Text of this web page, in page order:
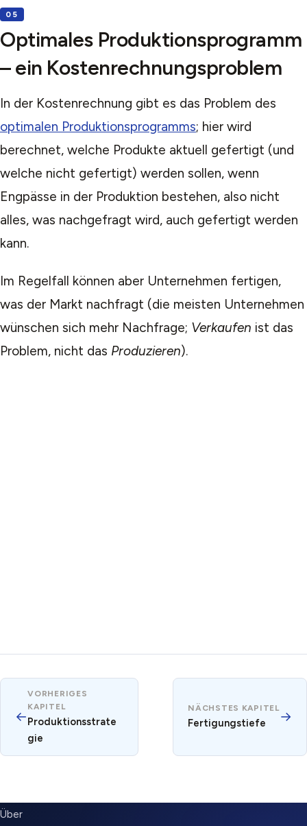
Optimales Produktionsprogramm
– ein Kostenrechnungsproblem
In der Kostenrechnung gibt es das Problem des
optimalen Produktionsprogramms; hier wird
berechnet, welche Produkte aktuell gefertigt (und
welche nicht gefertigt) werden sollen, wenn
Engpässe in der Produktion bestehen, also nicht
alles, was nachgefragt wird, auch gefertigt werden
kann.
Im Regelfall können aber Unternehmen fertigen,
was der Markt nachfragt (die meisten Unternehmen
wünschen sich mehr Nachfrage; Verkaufen ist das
Problem, nicht das Produzieren).
←
VORHERIGES
KAPITEL
Produktionsstrate
gie
NÄCHSTES KAPITEL
Fertigungstiefe →
SUBMENU
Über